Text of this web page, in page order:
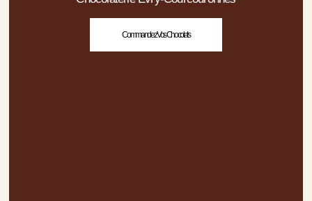
Commandez Vos Chocolats